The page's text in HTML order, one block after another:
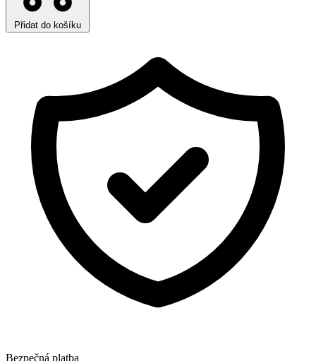
Přidat do košíku
Bezpečná platba